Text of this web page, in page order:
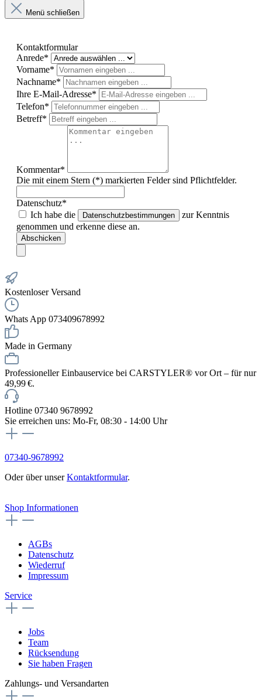
Menü schließen
Kontaktformular
Anrede*
Vorname*
Nachname*
Ihre E-Mail-Adresse*
Telefon*
Betreff*
Kommentar*
Die mit einem Stern (*) markierten Felder sind Pflichtfelder.
Datenschutz*
Ich habe die
Datenschutzbestimmungen
zur Kenntnis
genommen und erkenne diese an.
Abschicken
Kostenloser Versand
Whats App 073409678992
Made in Germany
Professioneller Einbauservice bei CARSTYLER® vor Ort – für nur
49,99 €.
Hotline 07340 9678992
Sie erreichen uns: Mo-Fr, 08:30 - 14:00 Uhr
07340-9678992
Oder über unserKontaktformular.
Shop Informationen
AGBs
Datenschutz
Wiederruf
Impressum
Service
Jobs
Team
Rücksendung
Sie haben Fragen
Zahlungs- und Versandarten